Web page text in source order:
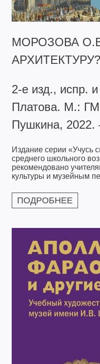
МОРОЗОВА
АРХИТЕКТУРУ?
2-е изд., испр.
Платова. М.:
Пушкина,
Издание серии «Учусь
среднего школьного
рекомендовано
культуры и музейным
ПОДРОБНЕЕ